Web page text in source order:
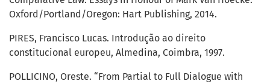
Oxford/Portland/Oregon: Hart Publishing, 2014.
PIRES, Francisco Lucas. Introdução ao direito
constitucional europeu, Almedina, Coimbra, 1997.
POLLICINO, Oreste. “From Partial to Full Dialogue with